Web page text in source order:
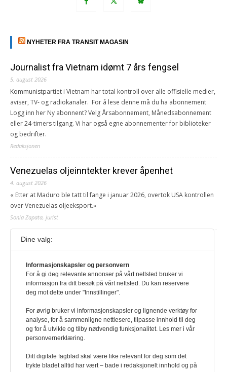
NYHETER FRA TRANSIT MAGASIN
Journalist fra Vietnam idømt 7 års fengsel
5. august 2026
Kommunistpartiet i Vietnam har total kontroll over alle offisielle medier,
aviser, TV- og radiokanaler. For å lese denne må du ha abonnement
Logg inn her Ny abonnent? Velg Årsabonnement, Månedsabonnement
eller 24-timers tilgang. Vi har også egne abonnementer for biblioteker
og bedrifter.
Redaksjonen
Venezuelas oljeinntekter krever åpenhet
4. august 2026
« Etter at Maduro ble tatt til fange i januar 2026, overtok USA kontrollen
over Venezuelas oljeeksport.»
Sonia Zapata, jurist
117,8 millioner er på flukt, en nedgang fra forrige
1. august 2026
Ville ha tilsvart verdens trettende største land i folketall. For å lese
denne må du ha abonnement Logg inn her Ny abonnent? Velg
også egne abonnementer for biblioteker og bedrifter.
Redaksjonen
Dine valg:
Informasjonskapsler og personvern
For å gi deg relevante annonser på vårt nettsted bruker vi
informasjon fra ditt besøk på vårt nettsted. Du kan reservere
deg mot dette under "Innstillinger".
For øvrig bruker vi informasjonskapsler og lignende verktøy for
analyse, for å sammenligne nettlesere, tilpasse innhold til deg
og for å utvikle og tilby nødvendig funksjonalitet. Les mer i vår
personvernerklæring.
Ditt digitale fagblad skal være like relevant for deg som det
trykte bladet alltid har vært – bade i redaksjonelt innhold og på